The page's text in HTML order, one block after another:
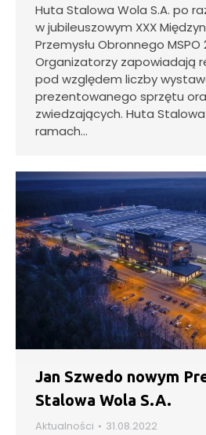
Huta Stalowa Wola S.A. po
w jubileuszowym XXX
Przemysłu Obronnego MSPO
Organizatorzy zapowiadają
pod względem liczby
prezentowanego sprzętu
zwiedzających. Huta Stalowa
ramach…
Jan Szwedo nowym
Stalowa Wola S.A.
Aktualności 31.08.2022